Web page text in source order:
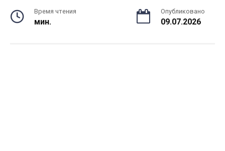
Время чтения
мин.
Опубликовано
09.07.2026